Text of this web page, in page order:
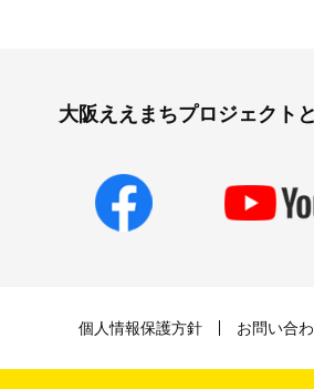
大阪ええまちプロジェクト
個人情報保護方針 お問い合